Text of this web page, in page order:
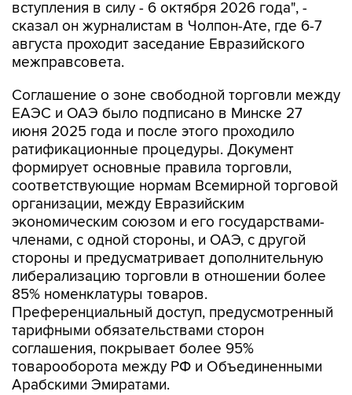
вступления в силу - 6 октября 2026 года", -
сказал он журналистам в Чолпон-Ате, где 6-7
августа проходит заседание Евразийского
межправсовета.
Соглашение о зоне свободной торговли между
ЕАЭС и ОАЭ было подписано в Минске 27
июня 2025 года и после этого проходило
ратификационные процедуры. Документ
формирует основные правила торговли,
соответствующие нормам Всемирной торговой
организации, между Евразийским
экономическим союзом и его государствами-
членами, с одной стороны, и ОАЭ, с другой
стороны и предусматривает дополнительную
либерализацию торговли в отношении более
85% номенклатуры товаров.
Преференциальный доступ, предусмотренный
тарифными обязательствами сторон
соглашения, покрывает более 95%
товарооборота между РФ и Объединенными
Арабскими Эмиратами.